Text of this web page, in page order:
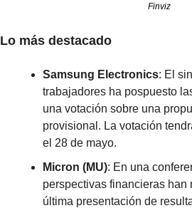
Finviz
Lo más destacado
Samsung Electronics: El
trabajadores ha pospuesto
una votación sobre una
provisional. La votación
el 28 de mayo.
Micron (MU): En una
perspectivas financieras han
última presentación de